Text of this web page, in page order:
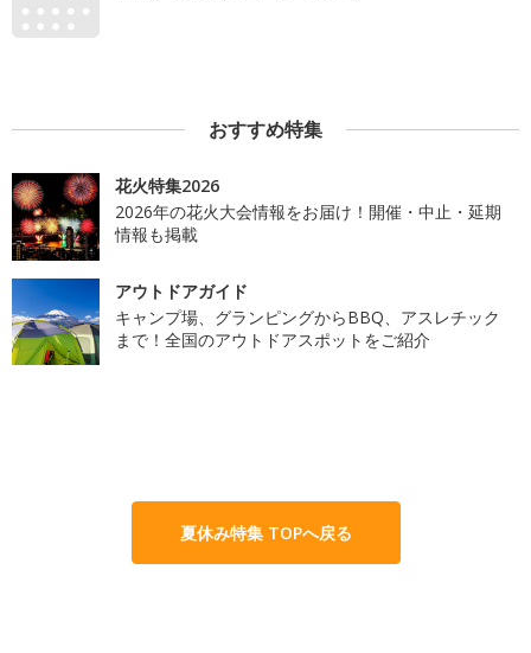
おすすめ特集
花火特集2026
2026年の花火大会情報をお届け！開催・中止・延期
情報も掲載
アウトドアガイド
キャンプ場、グランピングからBBQ、アスレチック
まで！全国のアウトドアスポットをご紹介
夏休み特集 TOPへ戻る